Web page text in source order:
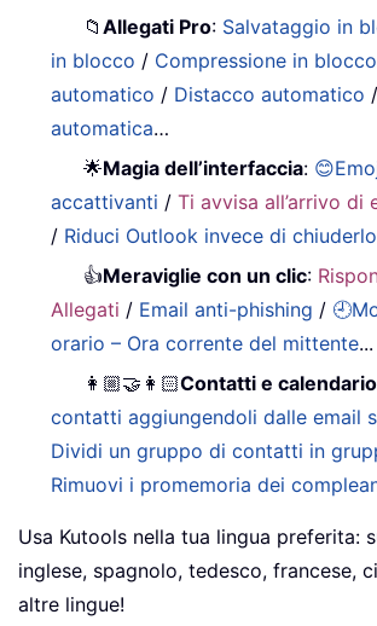
📁Allegati Pro: Salvataggio in
in blocco / Compressione in blocco
automatico / Distacco automatico /
automatica…
🌟Magia dell’interfaccia:
accattivanti /Ti avvisa all’arrivo di
/ Riduci Outlook invece di chiuderlo
👍Meraviglie con un clic:
Allegati / Email anti-phishing /
orario – Ora corrente del mittente...
👩🏼‍🤝‍👩🏻Contatti e calendario
contatti aggiungendoli dalle email
Dividi un gruppo di contatti in
Rimuovi i promemoria dei
Usa Kutools nella tua lingua preferita:
inglese, spagnolo, tedesco, francese,
altre lingue!